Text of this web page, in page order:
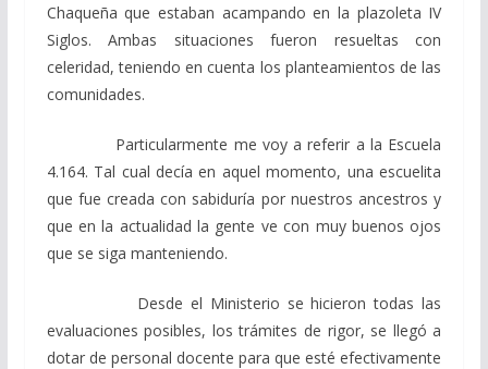
Chaqueña que estaban acampando en la plazoleta IV
Siglos. Ambas situaciones fueron resueltas con
celeridad, teniendo en cuenta los planteamientos de las
comunidades.
Particularmente me voy a referir a la Escuela
4.164. Tal cual decía en aquel momento, una escuelita
que fue creada con sabiduría por nuestros ancestros y
que en la actualidad la gente ve con muy buenos ojos
que se siga manteniendo.
Desde el Ministerio se hicieron todas las
evaluaciones posibles, los trámites de rigor, se llegó a
dotar de personal docente para que esté efectivamente